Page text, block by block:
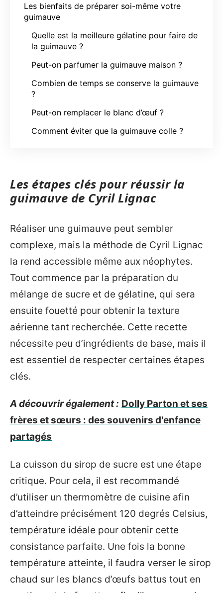
Les bienfaits de préparer soi-même votre
guimauve
Quelle est la meilleure gélatine pour faire de
la guimauve ?
Peut-on parfumer la guimauve maison ?
Combien de temps se conserve la guimauve
?
Peut-on remplacer le blanc d’œuf ?
Comment éviter que la guimauve colle ?
Les étapes clés pour réussir la
guimauve de Cyril Lignac
Réaliser une guimauve peut sembler
complexe, mais la méthode de Cyril Lignac
la rend accessible même aux néophytes.
Tout commence par la préparation du
mélange de sucre et de gélatine, qui sera
ensuite fouetté pour obtenir la texture
aérienne tant recherchée. Cette recette
nécessite peu d’ingrédients de base, mais il
est essentiel de respecter certaines étapes
clés.
A découvrir également : Dolly Parton et ses
frères et sœurs : des souvenirs d'enfance
partagés
La cuisson du sirop de sucre est une étape
critique. Pour cela, il est recommandé
d’utiliser un thermomètre de cuisine afin
d’atteindre précisément 120 degrés Celsius,
température idéale pour obtenir cette
consistance parfaite. Une fois la bonne
température atteinte, il faudra verser le sirop
chaud sur les blancs d’œufs battus tout en